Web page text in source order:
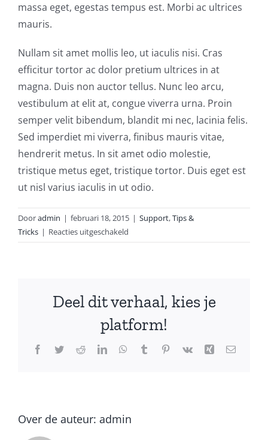
massa eget, egestas tempus est. Morbi ac ultrices
mauris.
Nullam sit amet mollis leo, ut iaculis nisi. Cras
efficitur tortor ac dolor pretium ultrices in at
magna. Duis non auctor tellus. Nunc leo arcu,
vestibulum at elit at, congue viverra urna. Proin
semper velit bibendum, blandit mi nec, lacinia felis.
Sed imperdiet mi viverra, finibus mauris vitae,
hendrerit metus. In sit amet odio molestie,
tristique metus eget, tristique tortor. Duis eget est
ut nisl varius iaculis in ut odio.
Dooradmin | februari 18, 2015 | Support,Tips &
Tricks | Reacties uitgeschakeld
BASIC
PLAIN
Deel dit verhaal, kies je
platform!
Facebook
TwitterRedditLinkedInWhatsApp
TumblrPinterest
Vk Xing E-
Over de auteur: admin